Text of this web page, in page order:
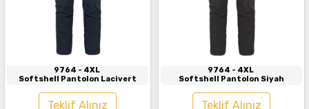
İncele
9764 - 4XL
Softshell Pantolon Lacivert
Teklif Alınız
İncele
9764 - 4XL
Softshell Pantolon Siyah
Teklif Alınız